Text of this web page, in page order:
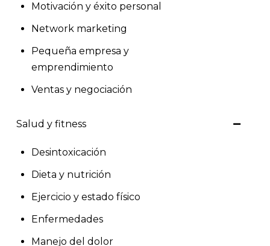
Motivación y éxito personal
Network marketing
Pequeña empresa y
emprendimiento
Ventas y negociación
Salud y fitness
Desintoxicación
Dieta y nutrición
Ejercicio y estado físico
Enfermedades
Manejo del dolor